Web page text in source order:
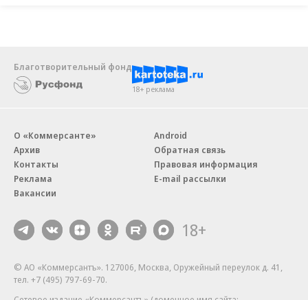
Благотворительный фонд
18+ реклама
О «Коммерсанте»
Архив
Контакты
Реклама
Вакансии
Android
Обратная связь
Правовая информация
E-mail рассылки
18+
© АО «Коммерсантъ». 127006, Москва, Оружейный переулок д. 41,
тел. +7 (495) 797-69-70.